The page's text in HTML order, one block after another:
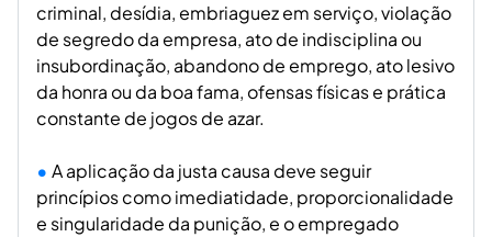
criminal, desídia, embriaguez em serviço, violação
de segredo da empresa, ato de indisciplina ou
insubordinação, abandono de emprego, ato lesivo
da honra ou da boa fama, ofensas físicas e prática
constante de jogos de azar.
A aplicação da justa causa deve seguir
princípios como imediatidade, proporcionalidade
e singularidade da punição, e o empregado